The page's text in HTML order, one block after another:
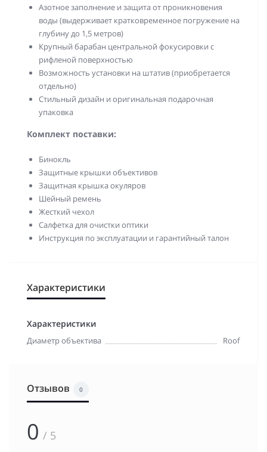
Азотное заполнение и защита от проникновения
воды (выдерживает кратковременное погружение на
глубину до 1,5 метров)
Крупный барабан центральной фокусировки с
рифленой поверхностью
Возможность установки на штатив (приобретается
отдельно)
Стильный дизайн и оригинальная подарочная
упаковка
Комплект поставки:
Бинокль
Защитные крышки объективов
Защитная крышка окуляров
Шейный ремень
Жесткий чехол
Салфетка для очистки оптики
Инструкция по эксплуатации и гарантийный талон
Характеристики
Характеристики
Диаметр объектива Roof
Отзывов 0
0 / 5